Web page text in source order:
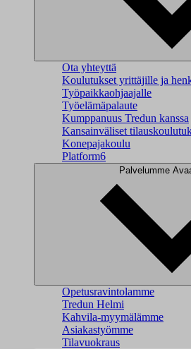
Ota yhteyttä
Koulutukset yrittäjille ja
Työpaikkaohjaajalle
Työelämäpalaute
Kumppanuus Tredun kanssa
Kansainväliset
Konepajakoulu
Platform6
Palvelumme
Opetusravintolamme
Tredun Helmi
Kahvila-myymälämme
Asiakastyömme
Tilavuokraus